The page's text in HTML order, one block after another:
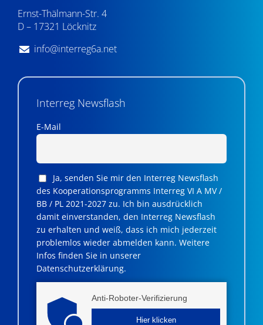
Ernst-Thälmann-Str. 4
D – 17321 Löcknitz
info@interreg6a.net
Interreg Newsflash
E-Mail
Ja, senden Sie mir den Interreg Newsflash
des Kooperationsprogramms Interreg VI A MV /
BB / PL 2021-2027 zu. Ich bin ausdrücklich
damit einverstanden, den Interreg Newsflash
zu erhalten und weiß, dass ich mich jederzeit
problemlos wieder abmelden kann. Weitere
Infos finden Sie in unserer
Datenschutzerklärung.
Anti-Roboter-Verifizierung
Hier klicken